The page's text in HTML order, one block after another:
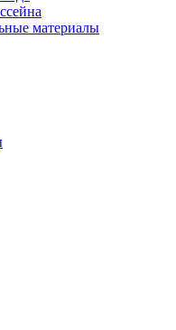
материалы